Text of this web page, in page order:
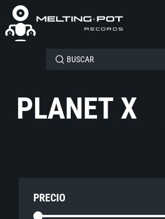
PLANET X
PRECIO